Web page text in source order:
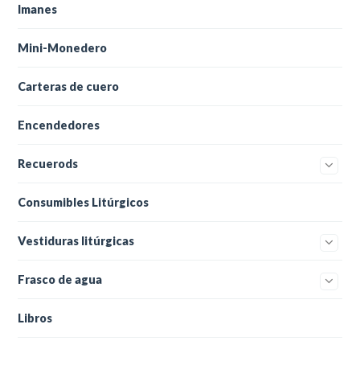
Imanes
Mini-Monedero
Carteras de cuero
Encendedores
Recuerods
Consumibles Litúrgicos
Vestiduras litúrgicas
Frasco de agua
Libros